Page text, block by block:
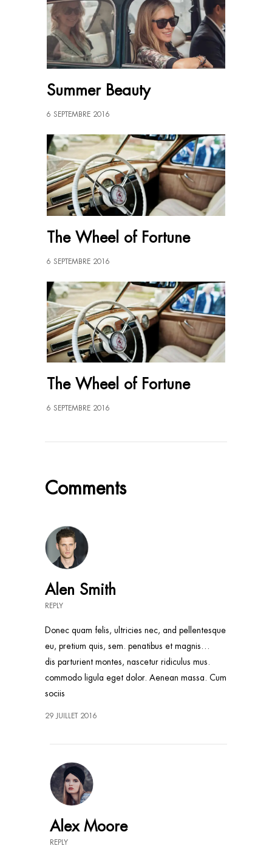
Summer Beauty
6 SEPTEMBRE 2016
The Wheel of Fortune
6 SEPTEMBRE 2016
The Wheel of Fortune
6 SEPTEMBRE 2016
Comments
Alen Smith
REPLY
Donec quam felis, ultricies nec, and pellentesque
eu, pretium quis, sem. penatibus et magnis…
dis parturient montes, nascetur ridiculus mus.
commodo ligula eget dolor. Aenean massa. Cum
sociis
29 JUILLET 2016
Alex Moore
REPLY